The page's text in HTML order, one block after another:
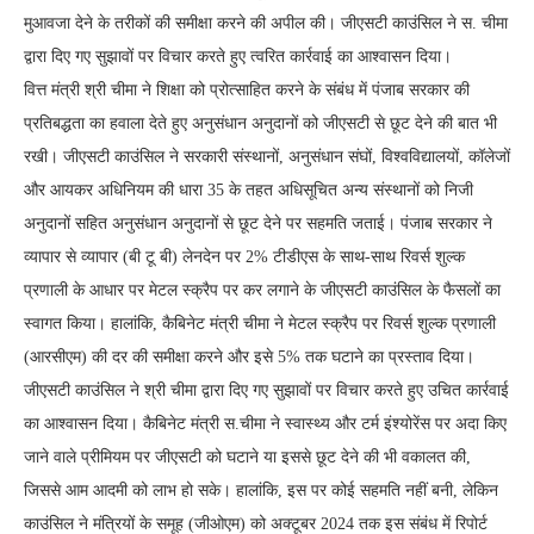
मुआवजा देने के तरीकों की समीक्षा करने की अपील की। जीएसटी काउंसिल ने स. चीमा
द्वारा दिए गए सुझावों पर विचार करते हुए त्वरित कार्रवाई का आश्वासन दिया।
वित्त मंत्री श्री चीमा ने शिक्षा को प्रोत्साहित करने के संबंध में पंजाब सरकार की
प्रतिबद्धता का हवाला देते हुए अनुसंधान अनुदानों को जीएसटी से छूट देने की बात भी
रखी। जीएसटी काउंसिल ने सरकारी संस्थानों, अनुसंधान संघों, विश्वविद्यालयों, कॉलेजों
और आयकर अधिनियम की धारा 35 के तहत अधिसूचित अन्य संस्थानों को निजी
अनुदानों सहित अनुसंधान अनुदानों से छूट देने पर सहमति जताई। पंजाब सरकार ने
व्यापार से व्यापार (बी टू बी) लेनदेन पर 2% टीडीएस के साथ-साथ रिवर्स शुल्क
प्रणाली के आधार पर मेटल स्क्रैप पर कर लगाने के जीएसटी काउंसिल के फैसलों का
स्वागत किया। हालांकि, कैबिनेट मंत्री चीमा ने मेटल स्क्रैप पर रिवर्स शुल्क प्रणाली
(आरसीएम) की दर की समीक्षा करने और इसे 5% तक घटाने का प्रस्ताव दिया।
जीएसटी काउंसिल ने श्री चीमा द्वारा दिए गए सुझावों पर विचार करते हुए उचित कार्रवाई
का आश्वासन दिया। कैबिनेट मंत्री स.चीमा ने स्वास्थ्य और टर्म इंश्योरेंस पर अदा किए
जाने वाले प्रीमियम पर जीएसटी को घटाने या इससे छूट देने की भी वकालत की,
जिससे आम आदमी को लाभ हो सके। हालांकि, इस पर कोई सहमति नहीं बनी, लेकिन
काउंसिल ने मंत्रियों के समूह (जीओएम) को अक्टूबर 2024 तक इस संबंध में रिपोर्ट